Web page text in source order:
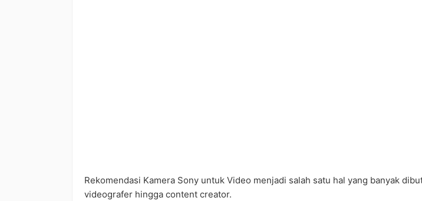
Rekomendasi Kamera Sony untuk Video menjadi salah satu hal yang banyak
videografer hingga content creator.